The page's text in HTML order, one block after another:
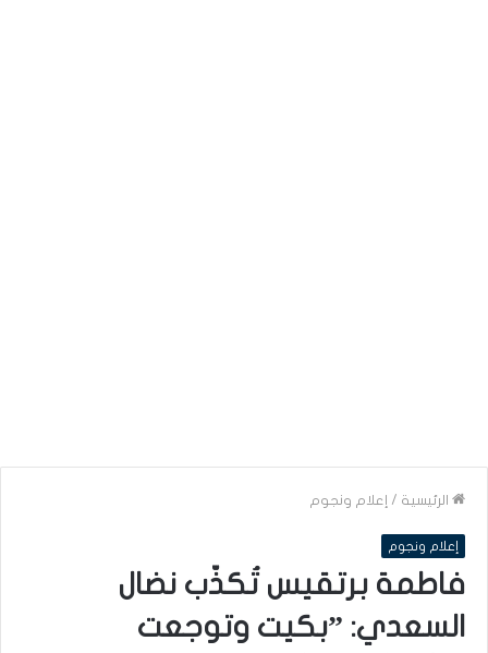
الرئيسية / إعلام ونجوم
إعلام ونجوم
فاطمة برتقيس تُكذّب نضال
السعدي: ”بكيت وتوجعت